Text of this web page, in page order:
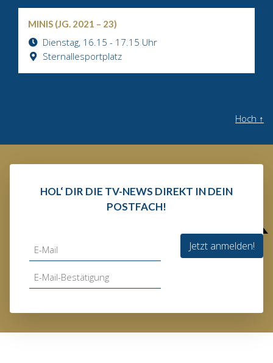
MINIS (JG. 2021 – 23)
Dienstag, 16.15 - 17.15 Uhr
Sternallesportplatz
Hoch ↑
HOL‘ DIR DIE TV-NEWS DIREKT IN DEIN
POSTFACH!
Jetzt anmelden!